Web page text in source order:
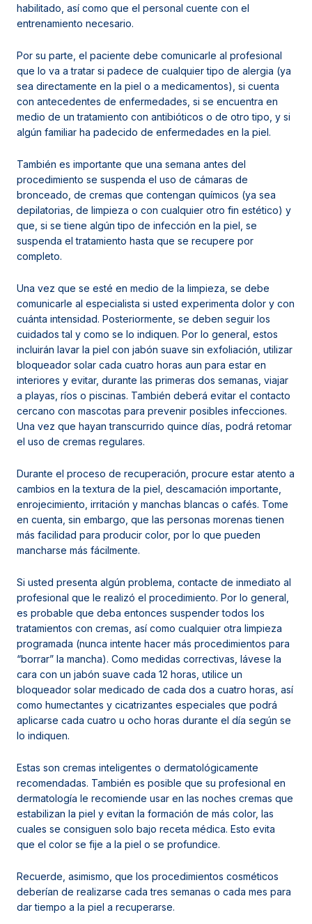
habilitado, así como que el personal cuente con el
entrenamiento necesario.
Por su parte, el paciente debe comunicarle al profesional
que lo va a tratar si padece de cualquier tipo de alergia (ya
sea directamente en la piel o a medicamentos), si cuenta
con antecedentes de enfermedades, si se encuentra en
medio de un tratamiento con antibióticos o de otro tipo, y si
algún familiar ha padecido de enfermedades en la piel.
También es importante que una semana antes del
procedimiento se suspenda el uso de cámaras de
bronceado, de cremas que contengan químicos (ya sea
depilatorias, de limpieza o con cualquier otro fin estético) y
que, si se tiene algún tipo de infección en la piel, se
suspenda el tratamiento hasta que se recupere por
completo.
Una vez que se esté en medio de la limpieza, se debe
comunicarle al especialista si usted experimenta dolor y con
cuánta intensidad. Posteriormente, se deben seguir los
cuidados tal y como se lo indiquen. Por lo general, estos
incluirán lavar la piel con jabón suave sin exfoliación, utilizar
bloqueador solar cada cuatro horas aun para estar en
interiores y evitar, durante las primeras dos semanas, viajar
a playas, ríos o piscinas. También deberá evitar el contacto
cercano con mascotas para prevenir posibles infecciones.
Una vez que hayan transcurrido quince días, podrá retomar
el uso de cremas regulares.
Durante el proceso de recuperación, procure estar atento a
cambios en la textura de la piel, descamación importante,
enrojecimiento, irritación y manchas blancas o cafés. Tome
en cuenta, sin embargo, que las personas morenas tienen
más facilidad para producir color, por lo que pueden
mancharse más fácilmente.
Si usted presenta algún problema, contacte de inmediato al
profesional que le realizó el procedimiento. Por lo general,
es probable que deba entonces suspender todos los
tratamientos con cremas, así como cualquier otra limpieza
programada (nunca intente hacer más procedimientos para
“borrar” la mancha). Como medidas correctivas, lávese la
cara con un jabón suave cada 12 horas, utilice un
bloqueador solar medicado de cada dos a cuatro horas, así
como humectantes y cicatrizantes especiales que podrá
aplicarse cada cuatro u ocho horas durante el día según se
lo indiquen.
Estas son cremas inteligentes o dermatológicamente
recomendadas. También es posible que su profesional en
dermatología le recomiende usar en las noches cremas que
estabilizan la piel y evitan la formación de más color, las
cuales se consiguen solo bajo receta médica. Esto evita
que el color se fije a la piel o se profundice.
Recuerde, asimismo, que los procedimientos cosméticos
deberían de realizarse cada tres semanas o cada mes para
dar tiempo a la piel a recuperarse.